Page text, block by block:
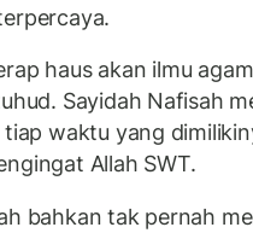
haus akan ilmu
Sayidah Nafisah
waktu yang
Allah SWT.
bahkan tak pernah